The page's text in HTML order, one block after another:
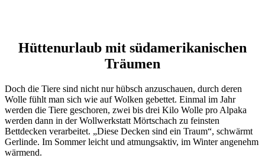
Hüttenurlaub mit südamerikanischen
Träumen
Doch die Tiere sind nicht nur hübsch anzuschauen, durch deren
Wolle fühlt man sich wie auf Wolken gebettet. Einmal im Jahr
werden die Tiere geschoren, zwei bis drei Kilo Wolle pro Alpaka
werden dann in der Wollwerkstatt Mörtschach zu feinsten
Bettdecken verarbeitet. „Diese Decken sind ein Traum“, schwärmt
Gerlinde. Im Sommer leicht und atmungsaktiv, im Winter angenehm
wärmend.